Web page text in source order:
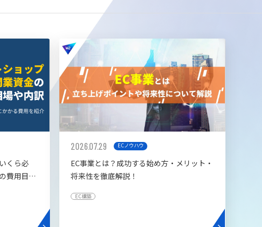
くら必
費用目安
2026.07.29 ECノウハウ
EC事業とは？成功する始め方・メリット・
将来性を徹底解説！
EC構築